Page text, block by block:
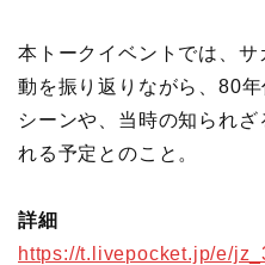
本トークイベントでは、
動を振り返りながら、80
シーンや、当時の知られ
れる予定とのこと。
詳細
https://t.livepocket.jp/e/